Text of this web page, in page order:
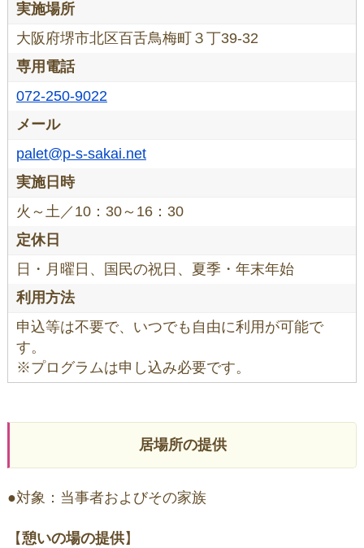
実施場所
大阪府堺市北区百舌鳥梅町３丁39-32
専用電話
072-250-9022
メール
palet@p-s-sakai.net
実施日時
火～土／10：30～16：30
定休日
日・月曜日、国民の祝日、夏季・年末年始
利用方法
申込等は不要で、いつでも自由に利用が可能で
す。
※プログラムは申し込み必要です。
居場所の提供
●対象：当事者およびその家族
【憩いの場の提供】